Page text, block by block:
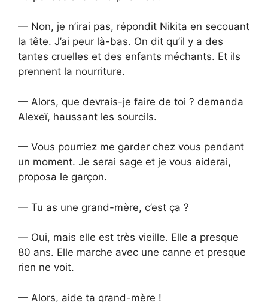
— Non, je n’irai pas, répondit Nikita en secouant
la tête. J’ai peur là-bas. On dit qu’il y a des
tantes cruelles et des enfants méchants. Et ils
prennent la nourriture.
— Alors, que devrais-je faire de toi ? demanda
Alexeï, haussant les sourcils.
— Vous pourriez me garder chez vous pendant
un moment. Je serai sage et je vous aiderai,
proposa le garçon.
— Tu as une grand-mère, c’est ça ?
— Oui, mais elle est très vieille. Elle a presque
80 ans. Elle marche avec une canne et presque
rien ne voit.
— Alors, aide ta grand-mère !